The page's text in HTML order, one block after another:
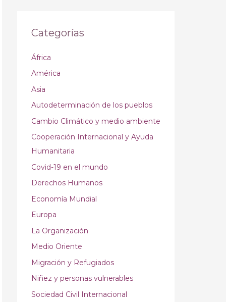
Categorías
África
América
Asia
Autodeterminación de los pueblos
Cambio Climático y medio ambiente
Cooperación Internacional y Ayuda
Humanitaria
Covid-19 en el mundo
Derechos Humanos
Economía Mundial
Europa
La Organización
Medio Oriente
Migración y Refugiados
Niñez y personas vulnerables
Sociedad Civil Internacional